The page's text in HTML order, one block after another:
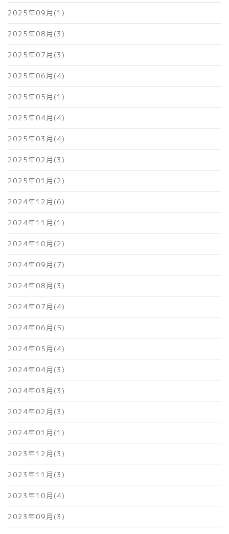
2025年09月(1)
2025年08月(3)
2025年07月(3)
2025年06月(4)
2025年05月(1)
2025年04月(4)
2025年03月(4)
2025年02月(3)
2025年01月(2)
2024年12月(6)
2024年11月(1)
2024年10月(2)
2024年09月(7)
2024年08月(3)
2024年07月(4)
2024年06月(5)
2024年05月(4)
2024年04月(3)
2024年03月(3)
2024年02月(3)
2024年01月(1)
2023年12月(3)
2023年11月(3)
2023年10月(4)
2023年09月(3)